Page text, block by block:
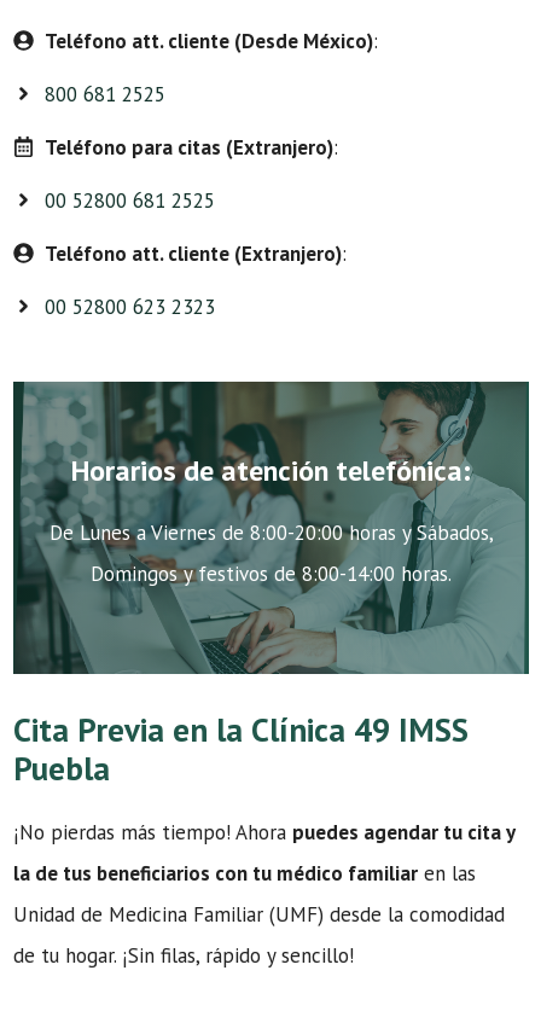
Teléfono att. cliente (Desde México):
800 681 2525
Teléfono para citas (Extranjero):
00 52800 681 2525
Teléfono att. cliente (Extranjero):
00 52800 623 2323
Horarios de atención telefónica:
De Lunes a Viernes de 8:00-20:00 horas y Sábados,
Domingos y festivos de 8:00-14:00 horas.
Cita Previa en la Clínica 49 IMSS
Puebla
¡No pierdas más tiempo! Ahora puedes agendar tu cita y
la de tus beneficiarios con tu médico familiar en las
Unidad de Medicina Familiar (UMF) desde la comodidad
de tu hogar. ¡Sin filas, rápido y sencillo!